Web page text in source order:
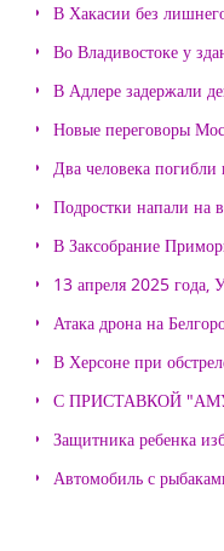
В Хакасии без
Во Владивостоке у
В Адлере задержали
Новые переговоры
Два человека погибли
Подростки напали на
В Заксобрание
13 апреля 2025 года,
Атака дрона на
В Херсоне при
С ПРИСТАВКОЙ
Защитника ребенка
Автомобиль с